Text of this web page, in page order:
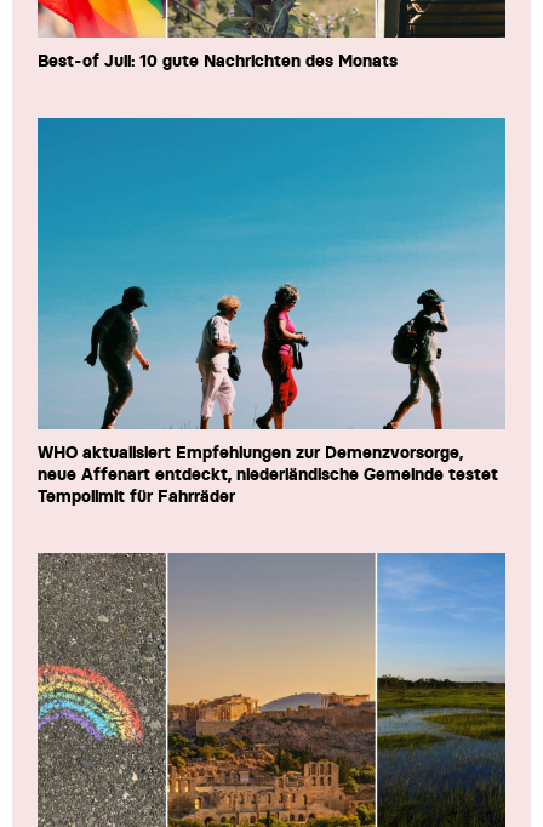
Best-of Juli: 10 gute Nachrichten des Monats
WHO aktualisiert Empfehlungen zur Demenzvorsorge,
neue Affenart entdeckt, niederländische Gemeinde testet
Tempolimit für Fahrräder